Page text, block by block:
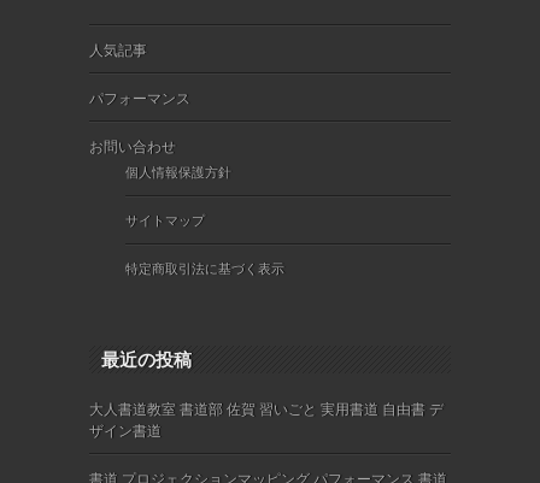
人気記事
パフォーマンス
お問い合わせ
個人情報保護方針
サイトマップ
特定商取引法に基づく表示
最近の投稿
大人書道教室 書道部 佐賀 習いごと 実用書道 自由書 デ
ザイン書道
書道 プロジェクションマッピング パフォーマンス 書道